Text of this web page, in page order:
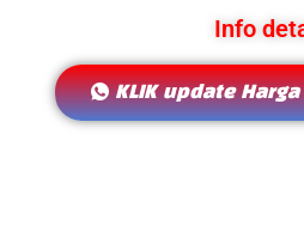
Info
KLIK update